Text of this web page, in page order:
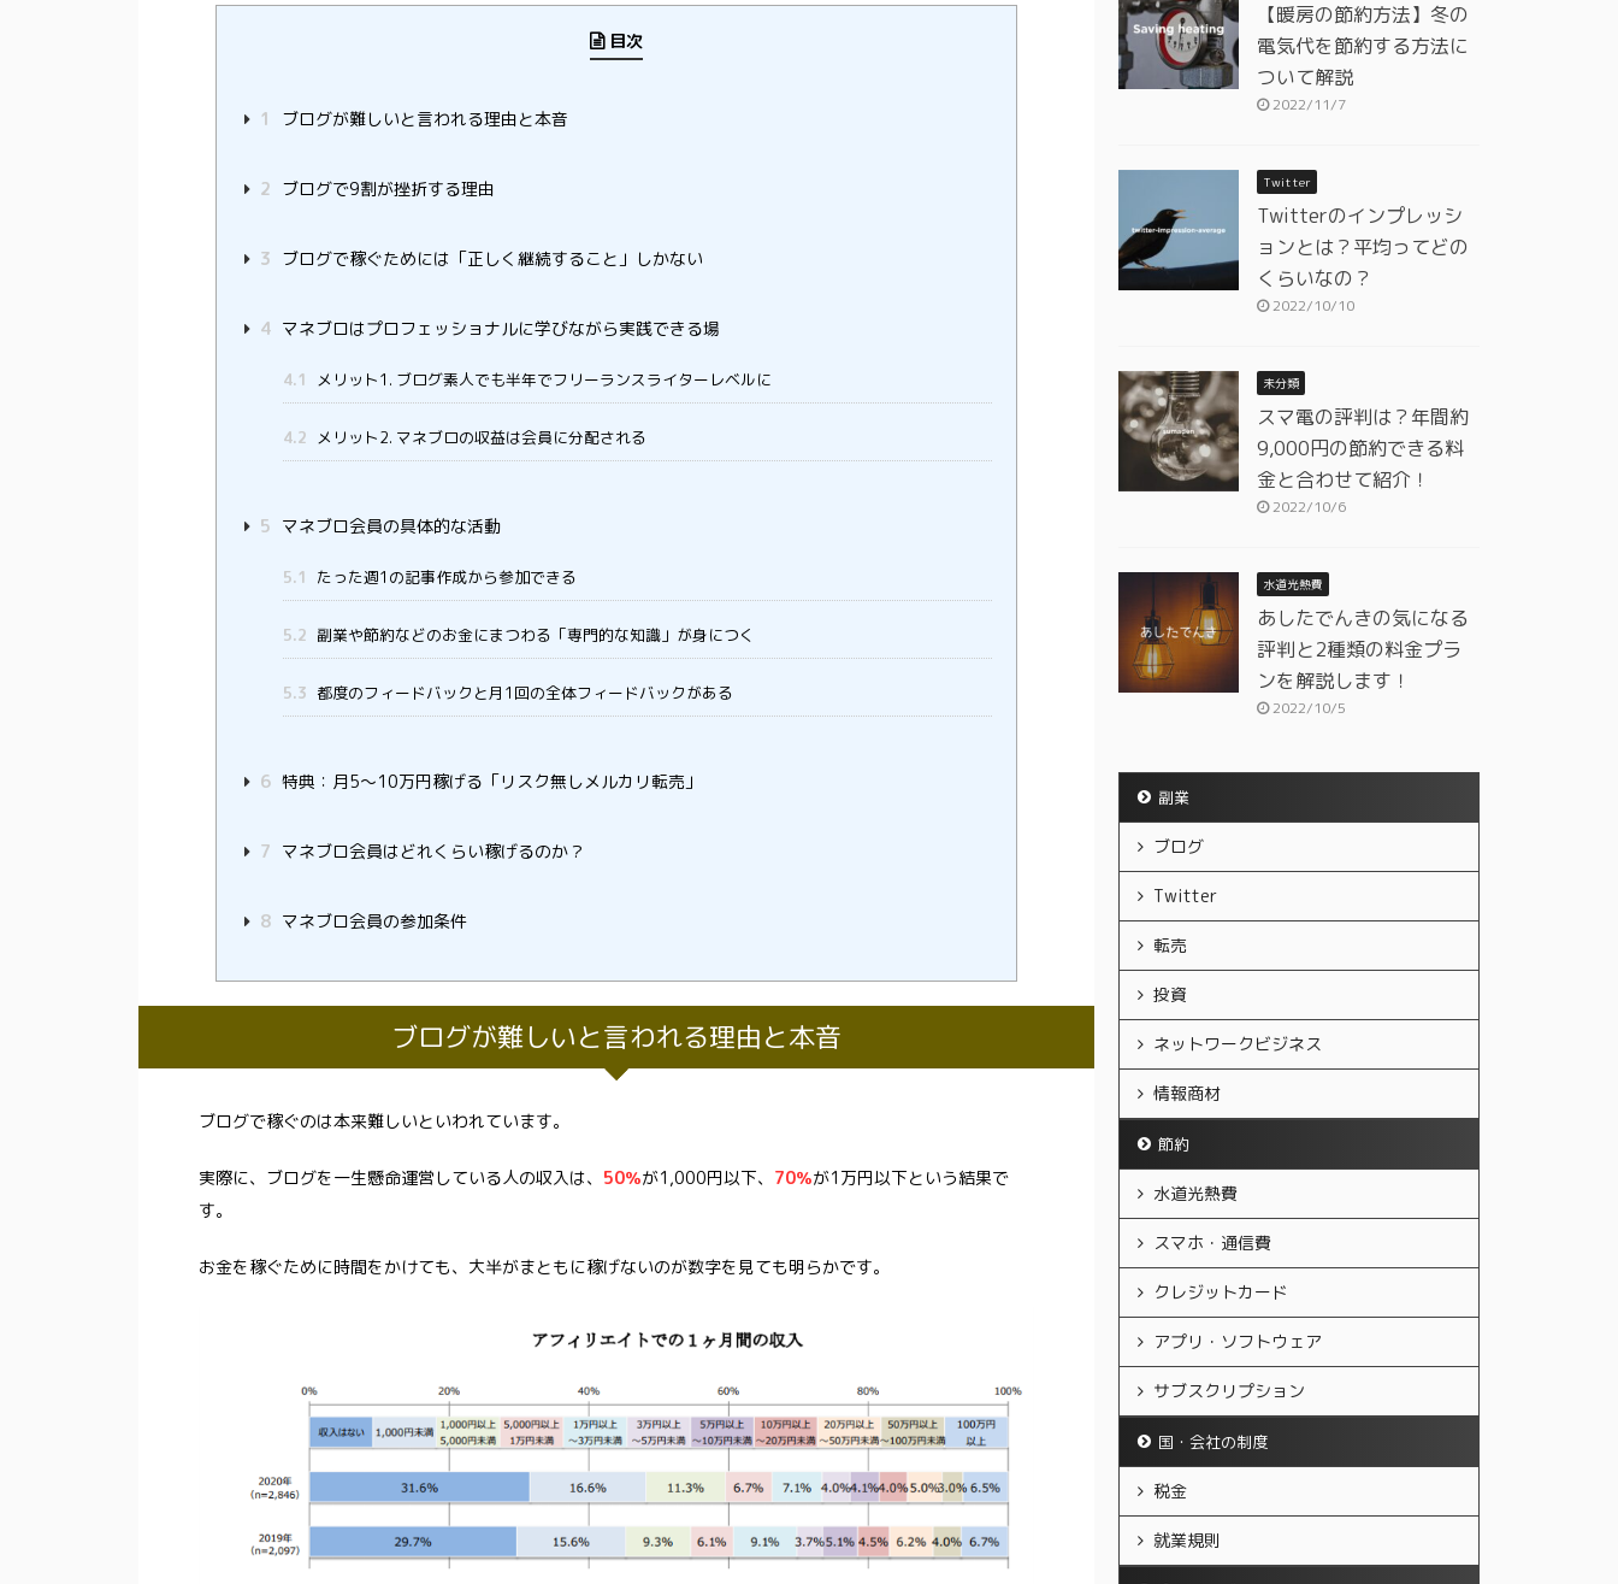
目次
1 ブログが難しいと言われる理由と本音
2 ブログで9割が挫折する理由
3 ブログで稼ぐためには「正しく継続すること」しかない
4 マネブロはプロフェッショナルに学びながら実践できる場
4.1 メリット1. ブログ素人でも半年でフリーランスライターレベルに
4.2 メリット2. マネブロの収益は会員に分配される
5 マネブロ会員の具体的な活動
5.1 たった週1の記事作成から参加できる
5.2 副業や節約などのお金にまつわる「専門的な知識」が身につく
5.3 都度のフィードバックと月1回の全体フィードバックがある
6 特典：月5～10万円稼げる「リスク無しメルカリ転売」
7 マネブロ会員はどれくらい稼げるのか？
8 マネブロ会員の参加条件
ブログが難しいと言われる理由と本音
ブログで稼ぐのは本来難しいといわれています。
実際に、ブログを一生懸命運営している人の収入は、 50％が1,000円以下、 70％が1万円以下という結果で
す。
お金を稼ぐために時間をかけても、大半がまともに稼げないのが数字を見ても明らかです。
【暖房の節約方法】冬の
電気代を節約する方法に
ついて解説
2022/11/7
Twitter
Twitterのインプレッシ
ョンとは？平均ってどの
くらいなの？
2022/10/10
未分類
スマ電の評判は？年間約
9,000円の節約できる料
金と合わせて紹介！
2022/10/6
水道光熱費
あしたでんきの気になる
評判と2種類の料金プラ
ンを解説します！
2022/10/5
副業
ブログ
Twitter
転売
投資
ネットワークビジネス
情報商材
節約
水道光熱費
スマホ・通信費
クレジットカード
アプリ・ソフトウェア
サブスクリプション
国・会社の制度
税金
就業規則